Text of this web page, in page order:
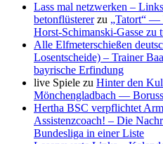
Lass mal netzwerken –
betonflüstererzu „Tatort“ —
Horst-Schimanski-Gasse zu
Alle Elfmeterschießen
Losentscheide) – Trainer
bayrische Erfindung
live Spiele zu Hinter den
Mönchengladbach —
Hertha BSC verpflichtet
Assistenzcoach! – Die
Bundesliga in einer Liste